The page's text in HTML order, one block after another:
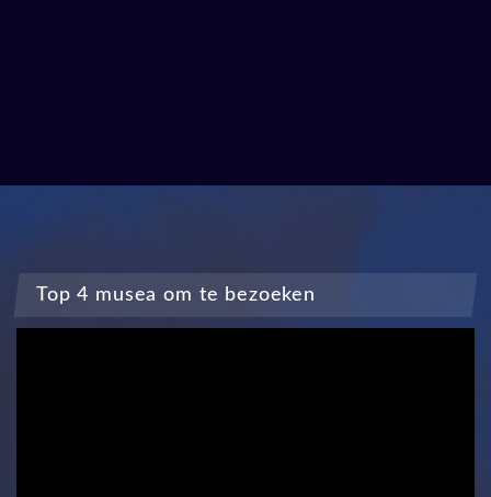
Top 4 musea om te bezoeken